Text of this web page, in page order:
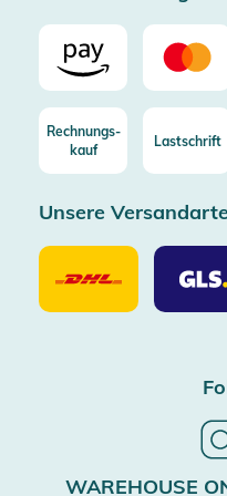
Rechnungs-
kauf
Lastschrift
Unsere
Unsere
Versandarten
DHL
Unsere
GLS
WAREHOUSE